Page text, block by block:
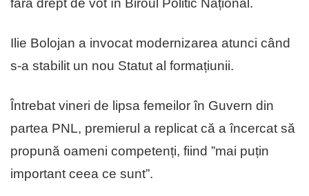
fără drept de vot în Biroul Politic Național.
Ilie Bolojan a invocat modernizarea atunci când
s-a stabilit un nou Statut al formațiunii.
Întrebat vineri de lipsa femeilor în Guvern din
partea PNL, premierul a replicat că a încercat să
propună oameni competenți, fiind ”mai puțin
important ceea ce sunt”.